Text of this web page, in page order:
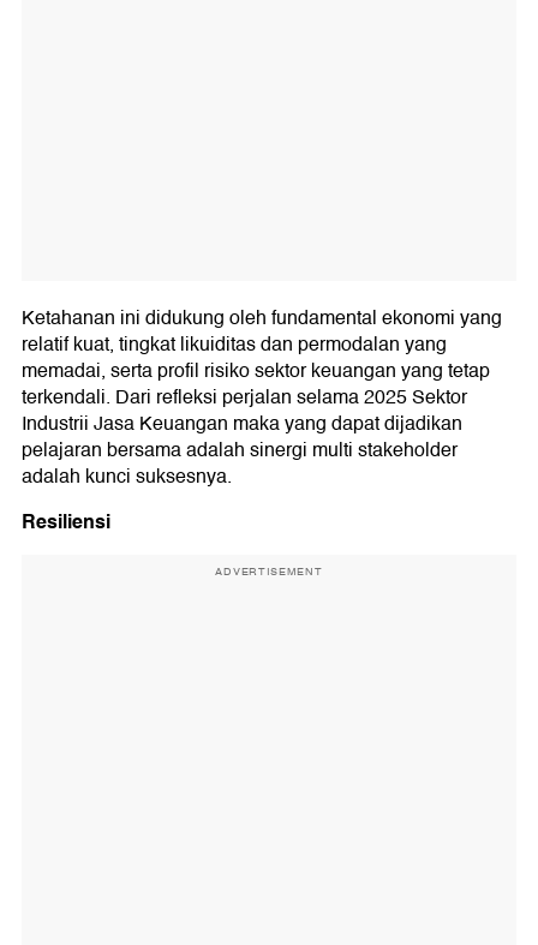
Ketahanan ini didukung oleh fundamental ekonomi yang
relatif kuat, tingkat likuiditas dan permodalan yang
memadai, serta profil risiko sektor keuangan yang tetap
terkendali. Dari refleksi perjalan selama 2025 Sektor
Industrii Jasa Keuangan maka yang dapat dijadikan
pelajaran bersama adalah sinergi multi stakeholder
adalah kunci suksesnya.
Resiliensi
ADVERTISEMENT